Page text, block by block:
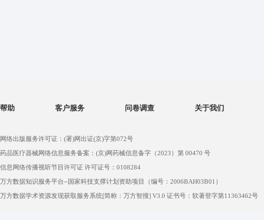
帮助 客户服务 问卷调查 关于我们
网络出版服务许可证：(署)网出证(京)字第072号
药品医疗器械网络信息服务备案：(京)网药械信息备字（2023）第 00470 号
信息网络传播视听节目许可证 许可证号：0108284
万方数据知识服务平台--国家科技支撑计划资助项目（编号：2006BAH03B01）
万方数据学术资源发现获取服务系统[简称：万方智搜] V3.0 证书号：软著登字第11363462号